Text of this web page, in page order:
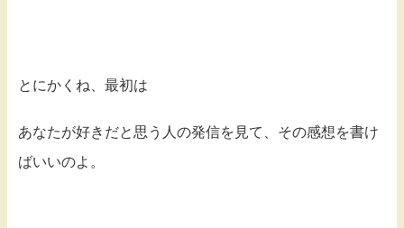
とにかくね、最初は
あなたが好きだと思う人の発信を見て、その感想を書け
ばいいのよ。